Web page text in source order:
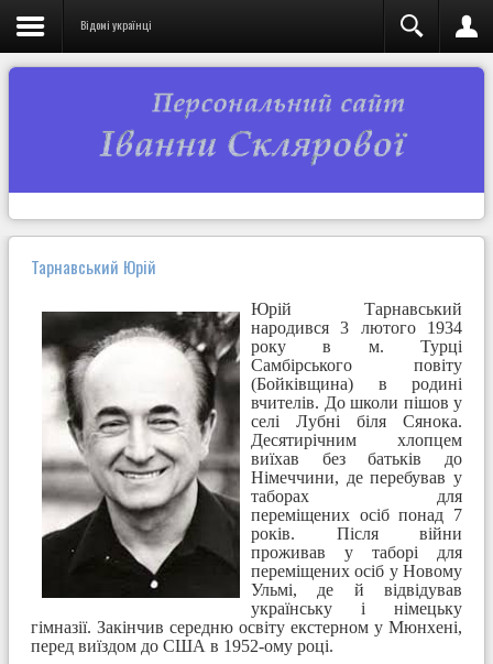
Відомі українці
Тарнавський Юрій
Юрій Тарнавський
народився 3 лютого 1934
року в м. Турці
Самбірського повіту
(Бойківщина) в родині
вчителів. До школи пішов у
селі Лубні біля Сянока.
Десятирічним хлопцем
виїхав без батьків до
Німеччини, де перебував у
таборах для
переміщених осіб понад 7
років. Після війни
проживав у таборі для
переміщених осіб у Новому
Ульмі, де й відвідував
українську і німецьку
гімназії. Закінчив середню освіту екстерном у Мюнхені,
перед виїздом до США в 1952-ому році.